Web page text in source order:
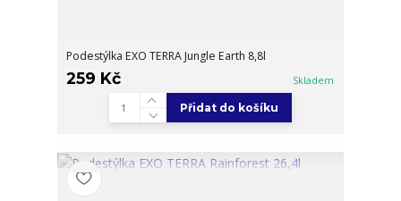
Podestýlka EXO TERRA Jungle Earth 8,8l
259 Kč Skladem
Přidat do košíku